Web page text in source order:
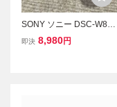
SONY ソニー DSC-W810
Cyber-shot サイバーショ
即決 8,980円